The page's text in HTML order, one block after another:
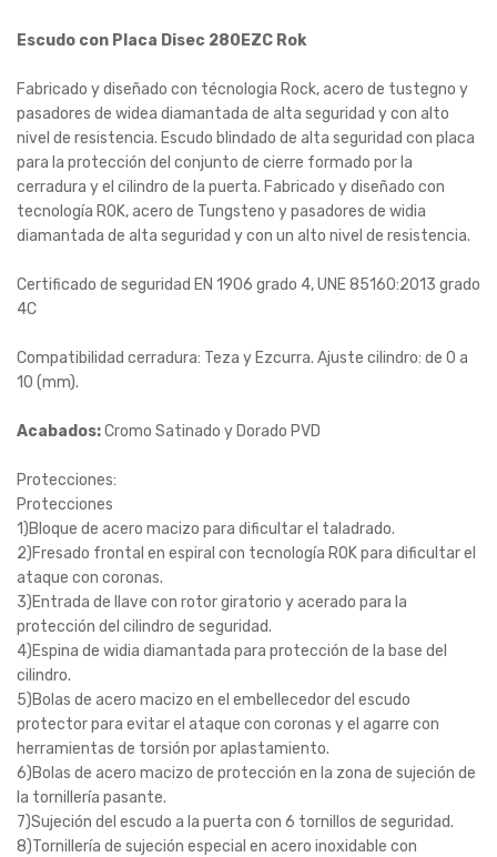
Escudo con Placa Disec 280EZC Rok
Fabricado y diseñado con técnologia Rock, acero de tustegno y
pasadores de widea diamantada de alta seguridad y con alto
nivel de resistencia. Escudo blindado de alta seguridad con placa
para la protección del conjunto de cierre formado por la
cerradura y el cilindro de la puerta. Fabricado y diseñado con
tecnología ROK, acero de Tungsteno y pasadores de widia
diamantada de alta seguridad y con un alto nivel de resistencia.
Certificado de seguridad EN 1906 grado 4, UNE 85160:2013 grado
4C
Compatibilidad cerradura: Teza y Ezcurra. Ajuste cilindro: de 0 a
10 (mm).
Acabados:Cromo Satinado y Dorado PVD
Protecciones:
Protecciones
1)Bloque de acero macizo para dificultar el taladrado.
2)Fresado frontal en espiral con tecnología ROK para dificultar el
ataque con coronas.
3)Entrada de llave con rotor giratorio y acerado para la
protección del cilindro de seguridad.
4)Espina de widia diamantada para protección de la base del
cilindro.
5)Bolas de acero macizo en el embellecedor del escudo
protector para evitar el ataque con coronas y el agarre con
herramientas de torsión por aplastamiento.
6)Bolas de acero macizo de protección en la zona de sujeción de
la tornillería pasante.
7)Sujeción del escudo a la puerta con 6 tornillos de seguridad.
8)Tornillería de sujeción especial en acero inoxidable con